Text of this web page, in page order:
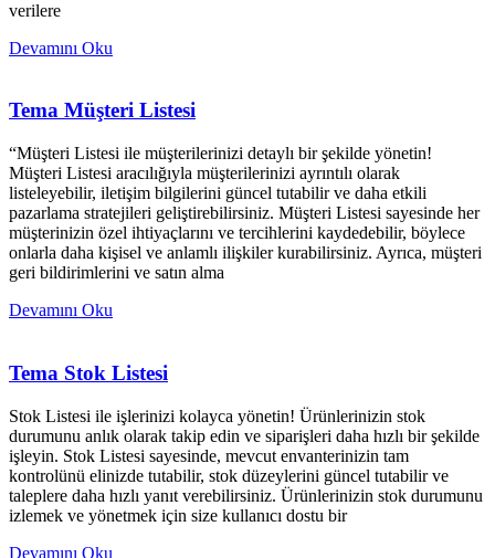
verilere
Devamını Oku
Tema Müşteri Listesi
“Müşteri Listesi ile müşterilerinizi detaylı bir şekilde yönetin!
Müşteri Listesi aracılığıyla müşterilerinizi ayrıntılı olarak
listeleyebilir, iletişim bilgilerini güncel tutabilir ve daha etkili
pazarlama stratejileri geliştirebilirsiniz. Müşteri Listesi sayesinde her
müşterinizin özel ihtiyaçlarını ve tercihlerini kaydedebilir, böylece
onlarla daha kişisel ve anlamlı ilişkiler kurabilirsiniz. Ayrıca, müşteri
geri bildirimlerini ve satın alma
Devamını Oku
Tema Stok Listesi
Stok Listesi ile işlerinizi kolayca yönetin! Ürünlerinizin stok
durumunu anlık olarak takip edin ve siparişleri daha hızlı bir şekilde
işleyin. Stok Listesi sayesinde, mevcut envanterinizin tam
kontrolünü elinizde tutabilir, stok düzeylerini güncel tutabilir ve
taleplere daha hızlı yanıt verebilirsiniz. Ürünlerinizin stok durumunu
izlemek ve yönetmek için size kullanıcı dostu bir
Devamını Oku